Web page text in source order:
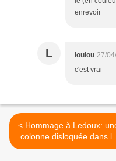
enrevoir
L loulou 27/
c'est vrai
< Hommage à Ledoux: une
colonne disloquée dans le
quartier du Ponant